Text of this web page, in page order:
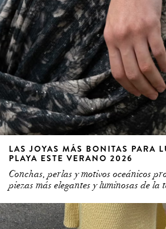
LAS JOYAS MÁS BONITAS PARA
PLAYA ESTE VERANO 2026
Conchas, perlas y motivos oceánicos
piezas más elegantes y luminosas de